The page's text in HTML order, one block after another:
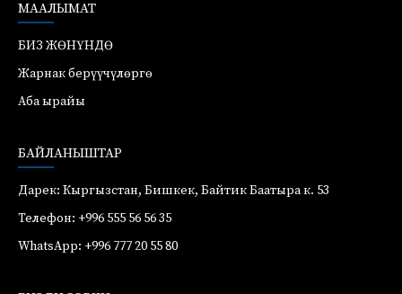
МААЛЫМАТ
БИЗ ЖӨНҮНДӨ
Жарнак берүүчүлөргө
Аба ырайы
БАЙЛАНЫШТАР
Дарек: Кыргызстан, Бишкек, Байтик Баатыра к. 53
Телефон: +996 555 56 56 35
WhatsApp: +996 777 20 55 80